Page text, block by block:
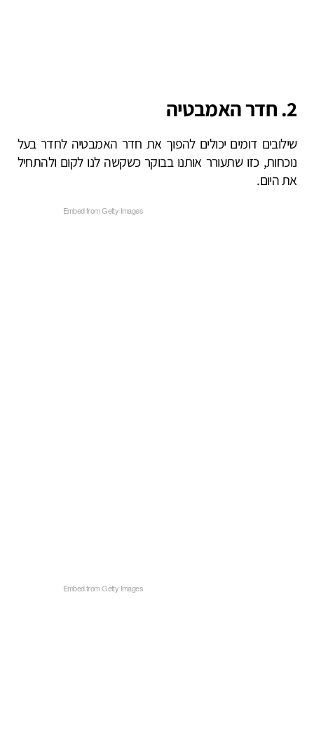
2. חדר האמבטיה
שילובים דומים יכולים להפוך את חדר האמבטיה לחדר בעל
נוכחות, כזו שתעורר אותנו בבוקר כשקשה לנו לקום ולהתחיל
את היום.
Embed from Getty Images
Embed from Getty Images